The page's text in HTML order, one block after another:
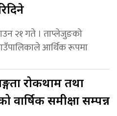
२१ गते । ताप्लेजुङको
आर्थिक रूपमा
रोकथाम तथा
वार्षिक समीक्षा सम्पन्न